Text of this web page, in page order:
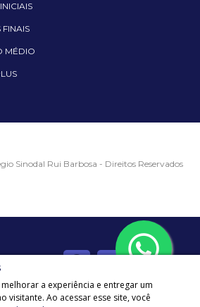
MÉDIO
Sinodal Rui Barbosa - Direitos Reservados
sociais
a experiência e entregar um
visitante. Ao acessar esse site, você